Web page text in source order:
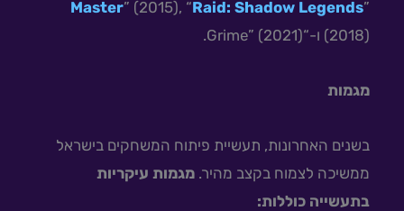
Master” (2015), “Raid: Shadow Legends”
(2018) ו-“Grime” (2021).
מגמות
בשנים האחרונות, תעשיית פיתוח המשחקים בישראל
ממשיכה לצמוח בקצב מהיר. מגמות עיקריות
בתעשייה כוללות: